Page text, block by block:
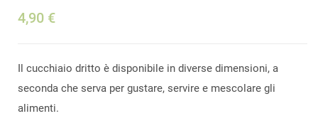
4,90 €
Il cucchiaio dritto è disponibile in diverse dimensioni, a
seconda che serva per gustare, servire e mescolare gli
alimenti.